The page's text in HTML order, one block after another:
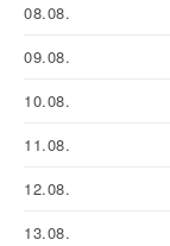
08.08.
09.08.
10.08.
11.08.
12.08.
13.08.